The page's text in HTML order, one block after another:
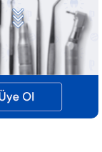
mümkündür.
aşındırıcı
bir